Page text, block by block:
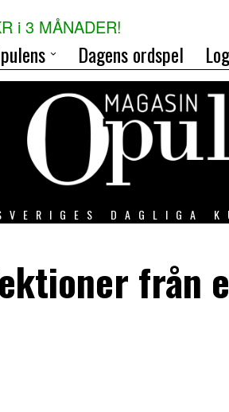
i 3 MÅNADER!
Dagens ordspel
DAGLIGA
från